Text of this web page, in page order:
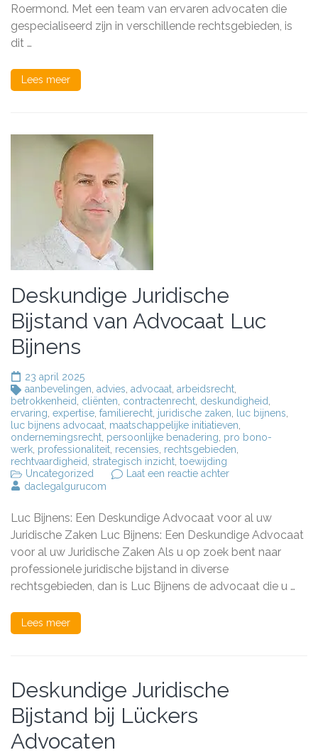
Roermond. Met een team van ervaren advocaten die
gespecialiseerd zijn in verschillende rechtsgebieden, is
dit …
Lees meer
Deskundige Juridische
Bijstand van Advocaat Luc
Bijnens
23 april 2025
aanbevelingen, advies, advocaat, arbeidsrecht,
betrokkenheid, cliënten, contractenrecht, deskundigheid,
ervaring, expertise, familierecht, juridische zaken, luc bijnens,
luc bijnens advocaat, maatschappelijke initiatieven,
ondernemingsrecht, persoonlijke benadering, pro bono-
werk, professionaliteit, recensies, rechtsgebieden,
rechtvaardigheid, strategisch inzicht, toewijding
Uncategorized
Laat een reactie achterop
van
Advocaat
Luc
Bijnens
daclegalgurucom
Luc Bijnens: Een Deskundige Advocaat voor al uw
Juridische Zaken Luc Bijnens: Een Deskundige Advocaat
voor al uw Juridische Zaken Als u op zoek bent naar
professionele juridische bijstand in diverse
rechtsgebieden, dan is Luc Bijnens de advocaat die u …
Lees meer
Deskundige Juridische
Bijstand bij Lückers
Advocaten